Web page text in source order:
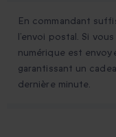
En commandant
l’envoi postal. Si
numérique est
garantissant un
dernière minute.